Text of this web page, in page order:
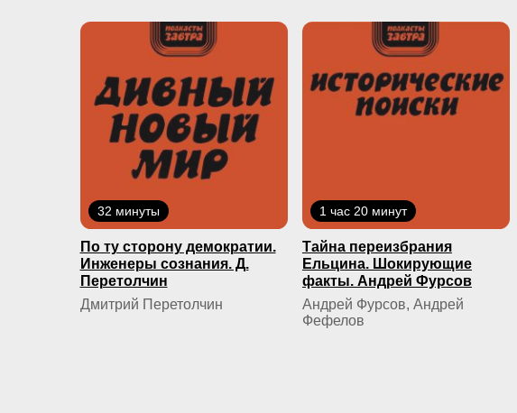
32 минуты
По ту сторону демократии.
Инженеры сознания. Д.
Перетолчин
Дмитрий Перетолчин
1 час 20 минут
Тайна переизбрания
Ельцина. Шокирующие
факты. Андрей Фурсов
Андрей Фурсов, Андрей
Фефелов